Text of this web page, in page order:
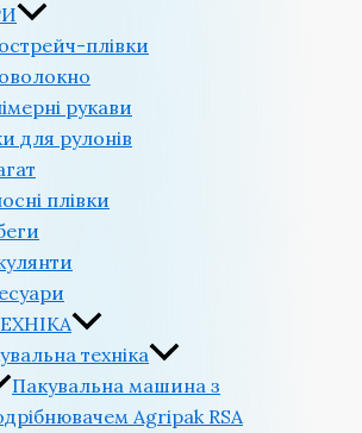
плівки
рукави
для рулонів
плівки
техніка
Пакувальна машина з
Agripak RSA